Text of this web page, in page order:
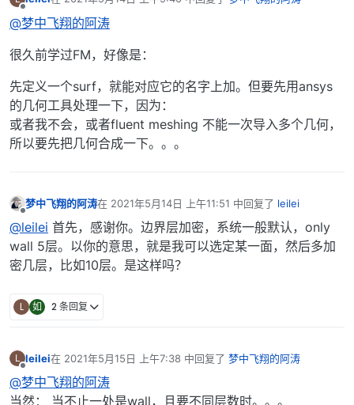
最后由 编辑
@梦中飞翔的阿涛
很久前学过FM，好像是：
先定义一个surf，就能对应它的名字上加。但要先用ansys
的几何工具处理一下，因为：
或者我不会，或者fluent meshing 不能一次导入多个几何，
所以要先把几何合成一下。。。
梦中飞翔的阿涛在 2021年5月14日 上午11:51 中回复了 leilei
最后由 编辑
@leilei 首先，感谢你。边界层加密，系统一般默认，only
wall 5层。以你的意思，就是我可以选定某一面，然后多加
密几层，比如10层。是这样吗？
L 如 2 条回复
L
离线
leilei在 2021年5月15日 上午7:38 中回复了 梦中飞翔的阿涛
最后由 编辑
@梦中飞翔的阿涛
当然： 当不止一处是wall，且要不同层数时。。。